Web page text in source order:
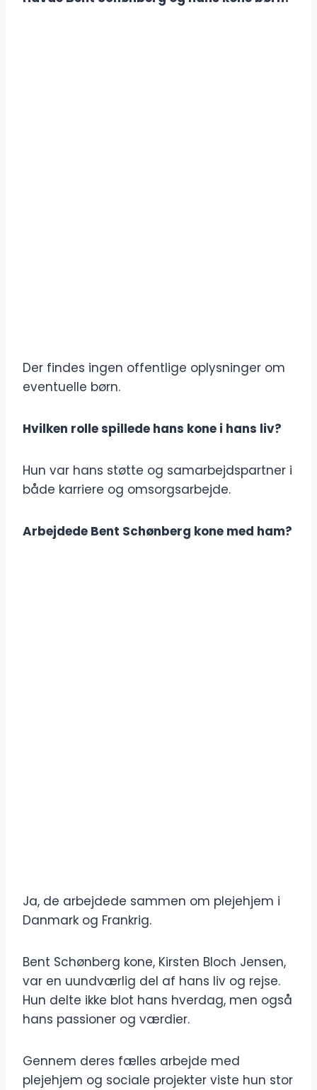
Der findes ingen offentlige oplysninger om
eventuelle børn.
Hvilken rolle spillede hans kone i hans liv?
Hun var hans støtte og samarbejdspartner i
både karriere og omsorgsarbejde.
Arbejdede Bent Schønberg kone med ham?
Ja, de arbejdede sammen om plejehjem i
Danmark og Frankrig.
Bent Schønberg kone, Kirsten Bloch Jensen,
var en uundværlig del af hans liv og rejse.
Hun delte ikke blot hans hverdag, men også
hans passioner og værdier.
Gennem deres fælles arbejde med
plejehjem og sociale projekter viste hun stor